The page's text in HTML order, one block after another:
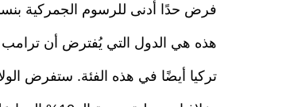
فرض حدًا أدنى للرسوم الجمركية بنسبة 10% على جميع
هذه هي الدول التي يُفترض أن ترامب
تركيا أيضًا في هذه الفئة. ستفرض